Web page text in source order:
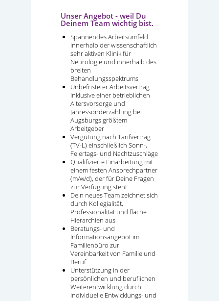
Unser Angebot - weil Du
Deinem Team wichtig bist.
Spannendes Arbeitsumfeld
innerhalb der wissenschaftlich
sehr aktiven Klinik für
Neurologie und innerhalb des
breiten
Behandlungsspektrums
Unbefristeter Arbeitsvertrag
inklusive einer betrieblichen
Altersvorsorge und
Jahressonderzahlung bei
Augsburgs größtem
Arbeitgeber
Vergütung nach Tarifvertrag
(TV-L) einschließlich Sonn-,
Feiertags- und Nachtzuschläge
Qualifizierte Einarbeitung mit
einem festen Ansprechpartner
(m/w/d), der für Deine Fragen
zur Verfügung steht
Dein neues Team zeichnet sich
durch Kollegialität,
Professionalität und flache
Hierarchien aus
Beratungs- und
Informationsangebot im
Familienbüro zur
Vereinbarkeit von Familie und
Beruf
Unterstützung in der
persönlichen und beruflichen
Weiterentwicklung durch
individuelle Entwicklungs- und